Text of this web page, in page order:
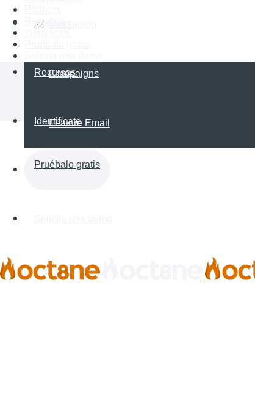
Campaigns
Feature Email
Partners
Recursos
Identifícate
Pruébalo gratis
Recursos